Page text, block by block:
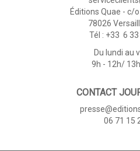
Éditions Quae - c/o
78026
Tél : +33 6
Du lundi au
9h - 12h/
CONTACT
06 71 15